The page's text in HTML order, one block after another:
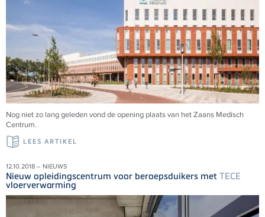
Nog niet zo lang geleden vond de opening plaats van het Zaans Medisch
Centrum.
LEES ARTIKEL
12.10.2018 – NIEUWS
Nieuw opleidingscentrum voor beroepsduikers met TECE
vloerverwarming